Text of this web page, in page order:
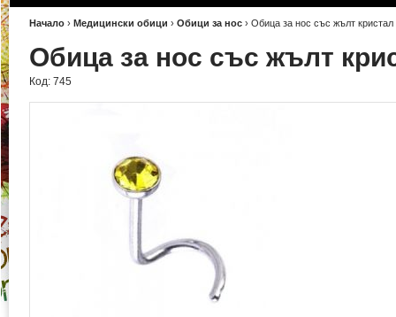
Начало › Медицински обици › Обици за нос › Обица за нос със жълт кристал
Обица за нос със жълт
Код: 745